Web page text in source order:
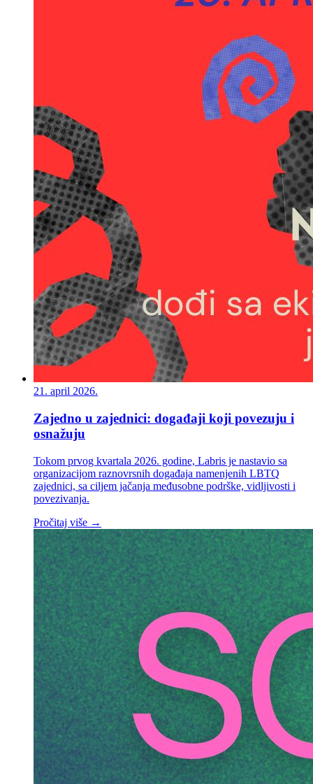
21. april 2026.
Zajedno u zajednici: događaji koji povezuju i
osnažuju
Tokom prvog kvartala 2026. godine, Labris je nastavio sa
organizacijom raznovrsnih događaja namenjenih LBTQ
zajednici, sa ciljem jačanja međusobne podrške, vidljivosti i
povezivanja.
Pročitaj više →